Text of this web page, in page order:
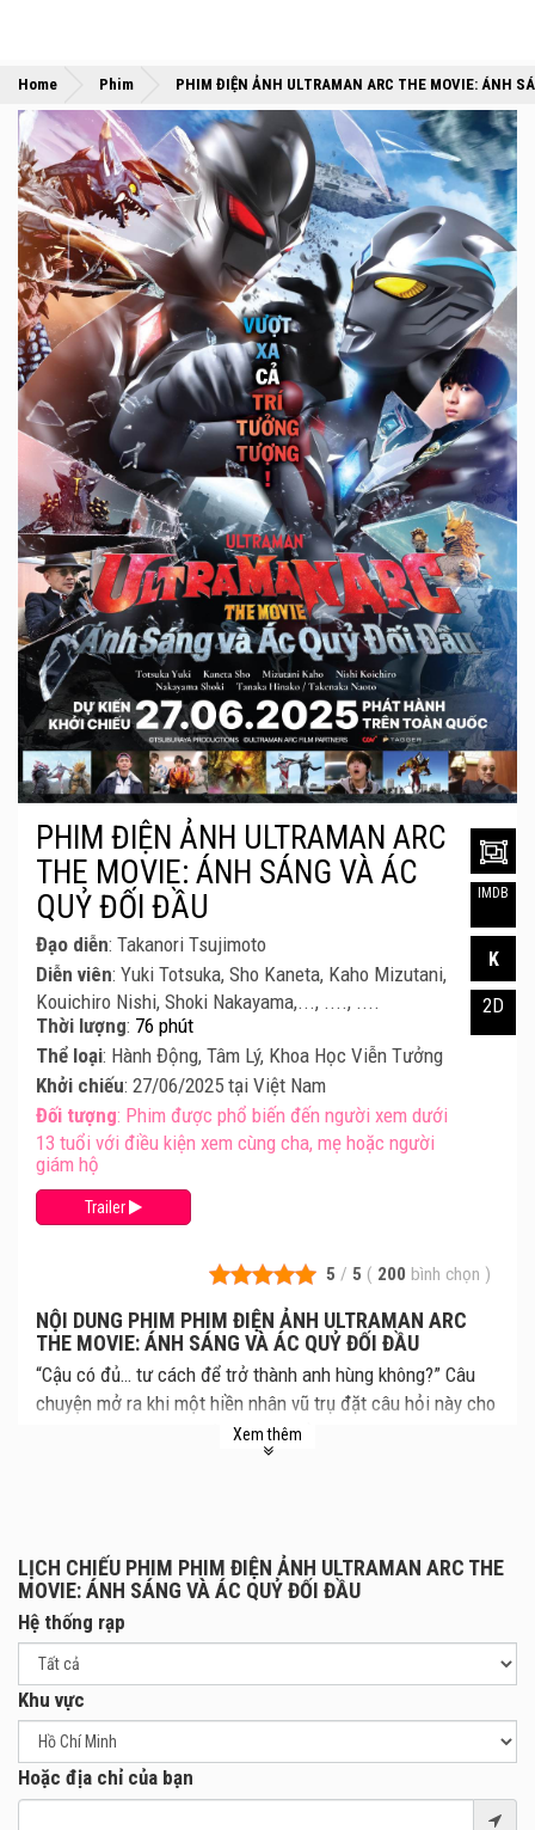
Home Phim PHIM ĐIỆN ẢNH ULTRAMAN ARC THE MOVIE: ÁNH
5 / 5 ( 200 bình chọn )
NỘI DUNG PHIM PHIM ĐIỆN ẢNH ULTRAMAN ARC
THE MOVIE: ÁNH SÁNG VÀ ÁC QUỶ ĐỐI ĐẦU
“Cậu có đủ… tư cách để trở thành anh hùng không?” Câu
chuyện mở ra khi một hiền nhân vũ trụ đặt câu hỏi này cho
Yuma Hize, giao phó cậu những thử thách vượt ngoài trí
tưởng tượng. “Nếu thất bại, cậu… sẽ mất đi… sức mạnh của
thực sự của việc chiến đấu với kaiju. Gánh nặng từ sức
mạnh Ultraman ngày càng đè nặng lên cậu. Những thử
thách ấy giờ bị Sascal thao túng, đẩy Yuma vào những trận
chiến khốc liệt với kaiju khổng lồ, kẻ thù ngoài hành tinh
tàn bạo và những chiều không gian méo mó nơi thời gian bị
bẻ cong. Liệu Ultraman Arc có thể vượt qua thử thách tối
đa, bảo vệ tương lai và phá vỡ mọi giới hạn của trí tưởng
tượng?
Xem thêm
PHIM ĐIỆN ẢNH ULTRAMAN ARC
THE MOVIE: ÁNH SÁNG VÀ ÁC
QUỶ ĐỐI ĐẦU
Đạo diễn: Takanori Tsujimoto
Diễn viên: Yuki Totsuka, Sho Kaneta, Kaho Mizutani,
Kouichiro Nishi, Shoki Nakayama,..., ...., ....
Thời lượng: 76 phút
Thể loại: Hành Động, Tâm Lý, Khoa Học Viễn Tưởng
Khởi chiếu: 27/06/2025 tại Việt Nam
Đối tượng: Phim được phổ biến đến người xem dưới
13 tuổi với điều kiện xem cùng cha, mẹ hoặc người
giám hộ
Trailer
IMDB
K
2D
LỊCH CHIẾU PHIM PHIM ĐIỆN ẢNH ULTRAMAN ARC THE
MOVIE: ÁNH SÁNG VÀ ÁC QUỶ ĐỐI ĐẦU
Hệ thống rạp
Khu vực
Hoặc địa chỉ của bạn